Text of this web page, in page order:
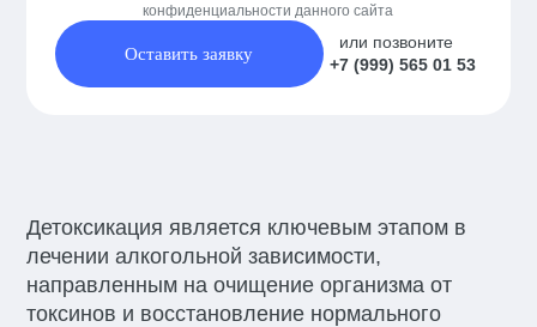
конфиденциальности данного сайта
Оставить заявку
или позвоните
+7 (999) 565 01 53
Детоксикация является ключевым этапом в
лечении алкогольной зависимости,
направленным на очищение организма от
токсинов и восстановление нормального